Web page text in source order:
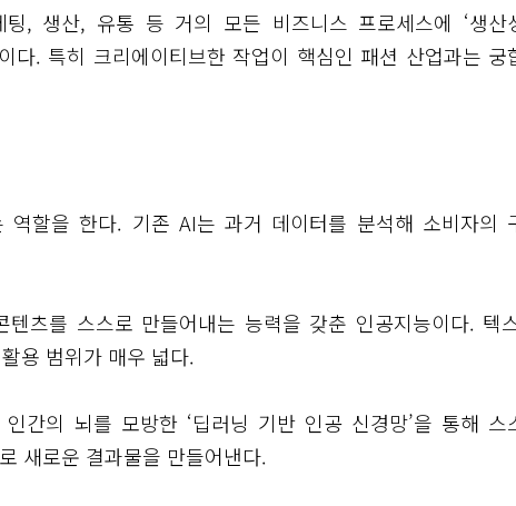
, 생산, 유통 등 거의 모든 비즈니스 프로세스에 ‘생산
다. 특히 크리에이티브한 작업이 핵심인 패션 산업과는 궁
할을 한다. 기존 AI는 과거 데이터를 분석해 소비자의
츠를 스스로 만들어내는 능력을 갖춘 인공지능이다. 텍
용 범위가 매우 넓다.
간의 뇌를 모방한 ‘딥러닝 기반 인공 신경망’을 통해 스
새로운 결과물을 만들어낸다.